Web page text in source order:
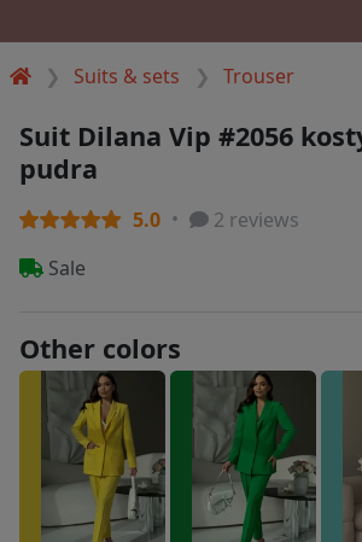
Suits & sets Trouser
Suit Dilana Vip #2056
pudra
5.0
2 reviews
Sale
Other colors